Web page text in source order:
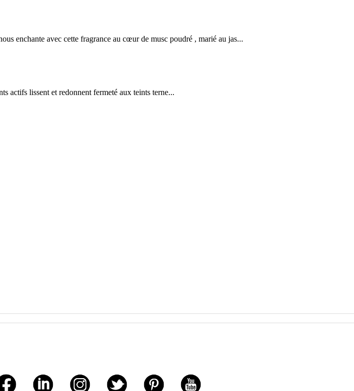
avec cette fragrance au cœur de musc poudré , marié au jas...
actifs lissent et redonnent fermeté aux teints terne...